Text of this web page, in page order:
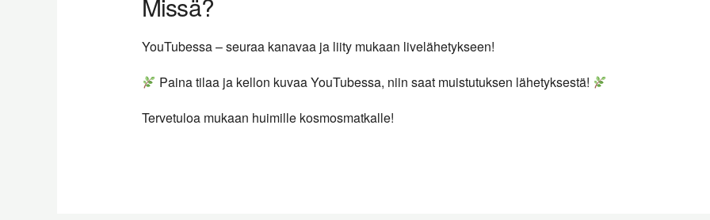
YouTubessa – seuraa kanavaa ja liity mukaan livelähetykseen!
Paina tilaa ja kellon kuvaa YouTubessa, niin saat muistutuksen lähetyksestä!
Tervetuloa mukaan huimille kosmosmatkalle!